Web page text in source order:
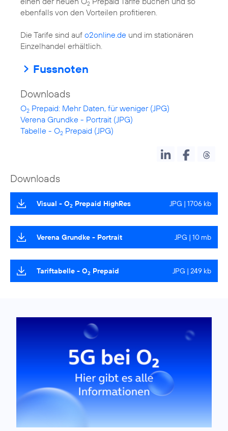
2
ebenfalls von den Vorteilen profitieren.
Die Tarife sind auf o2online.de und im stationären
Einzelhandel erhältlich.
Fussnoten
Downloads
O2 Prepaid: Mehr Daten, für weniger (JPG)
Verena Grundke - Portrait (JPG)
Tabelle - O2 Prepaid (JPG)
Downloads
Visual - O2 Prepaid HighRes JPG | 1706 kb
Verena Grundke - Portrait JPG | 10 mb
Tariftabelle - O2 Prepaid JPG | 249 kb